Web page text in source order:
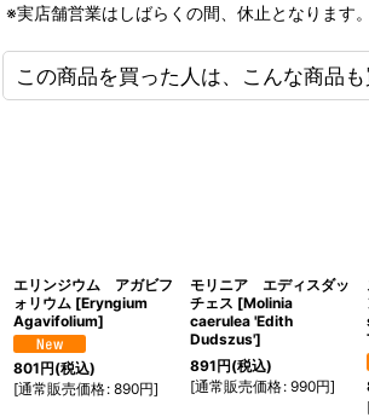
※実店舗営業はしばらくの間、休止となります。
この商品を買った人は、こんな商品
エリンジウム アガビフ
ォリウム [Eryngium
Agavifolium]
801円(税込)
[通常販売価格: 890円]
モリニア エディスダッ
チェス [Molinia
caerulea 'Edith
Dudszus']
891円(税込)
[通常販売価格: 990円]